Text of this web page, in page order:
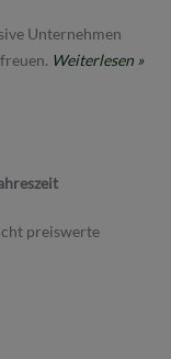
Unternehmen
Weiterlesen »
preiswerte